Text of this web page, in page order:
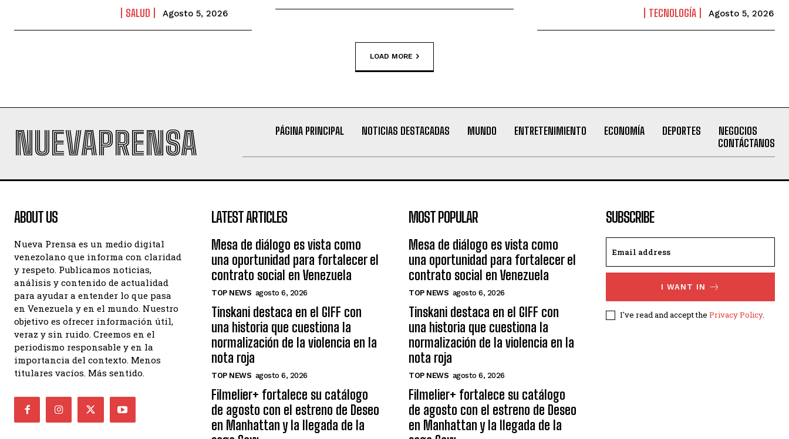
SALUD Agosto 5, 2026 TECNOLOGÍA Agosto 5, 2026
LOAD MORE
NUEVAPRENSA PÁGINA PRINCIPAL NOTICIAS DESTACADAS MUNDO ENTRETENIMIENTO ECONOMÍA DEPORTES
NEGOCIOS
CONTÁCTANOS
ABOUT US
Nueva Prensa es un medio digital
venezolano que informa con claridad
y respeto. Publicamos noticias,
análisis y contenido de actualidad
para ayudar a entender lo que pasa
en Venezuela y en el mundo. Nuestro
objetivo es ofrecer información útil,
veraz y sin ruido. Creemos en el
periodismo responsable y en la
importancia del contexto. Menos
titulares vacíos. Más sentido.
LATEST ARTICLES
Mesa de diálogo es vista como
una oportunidad para fortalecer el
contrato social en Venezuela
TOP NEWS agosto 6, 2026
Tinskani destaca en el GIFF con
una historia que cuestiona la
normalización de la violencia en la
nota roja
TOP NEWS agosto 6, 2026
Filmelier+ fortalece su catálogo
de agosto con el estreno de Deseo
en Manhattan y la llegada de la
MOST POPULAR
Mesa de diálogo es vista como
una oportunidad para fortalecer el
contrato social en Venezuela
TOP NEWS agosto 6, 2026
Tinskani destaca en el GIFF con
una historia que cuestiona la
normalización de la violencia en la
nota roja
TOP NEWS agosto 6, 2026
Filmelier+ fortalece su catálogo
de agosto con el estreno de Deseo
en Manhattan y la llegada de la
SUBSCRIBE
I WANT IN
I've read and accept the Privacy Policy.